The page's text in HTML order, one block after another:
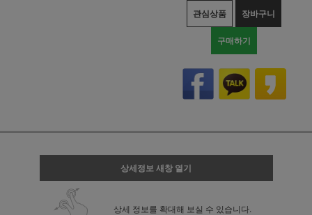
관심상품 장바구니
구매하기
상세정보 새창 열기
상세 정보를 확대해 보실 수 있습니다.